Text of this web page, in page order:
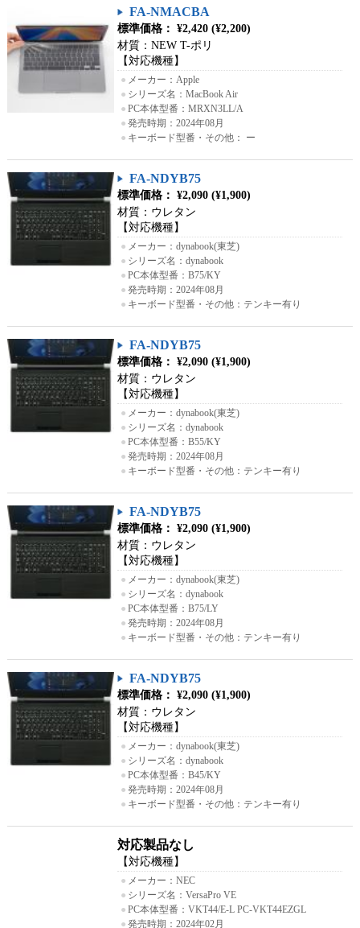
FA-NMACBA
標準価格： ¥2,420 (¥2,200)
材質：NEW T-ポリ
【対応機種】
● メーカー：Apple
● シリーズ名：MacBook Air
● PC本体型番：MRXN3LL/A
● 発売時期：2024年08月
● キーボード型番・その他： ー
FA-NDYB75
標準価格： ¥2,090 (¥1,900)
材質：ウレタン
【対応機種】
● メーカー：dynabook(東芝)
● シリーズ名：dynabook
● PC本体型番：B75/KY
● 発売時期：2024年08月
● キーボード型番・その他：テンキー有り
FA-NDYB75
標準価格： ¥2,090 (¥1,900)
材質：ウレタン
【対応機種】
● メーカー：dynabook(東芝)
● シリーズ名：dynabook
● PC本体型番：B55/KY
● 発売時期：2024年08月
● キーボード型番・その他：テンキー有り
FA-NDYB75
標準価格： ¥2,090 (¥1,900)
材質：ウレタン
【対応機種】
● メーカー：dynabook(東芝)
● シリーズ名：dynabook
● PC本体型番：B75/LY
● 発売時期：2024年08月
● キーボード型番・その他：テンキー有り
FA-NDYB75
標準価格： ¥2,090 (¥1,900)
材質：ウレタン
【対応機種】
● メーカー：dynabook(東芝)
● シリーズ名：dynabook
● PC本体型番：B45/KY
● 発売時期：2024年08月
● キーボード型番・その他：テンキー有り
対応製品なし
【対応機種】
● メーカー：NEC
● シリーズ名：VersaPro VE
● PC本体型番：VKT44/E-L PC-VKT44EZGL
● 発売時期：2024年02月